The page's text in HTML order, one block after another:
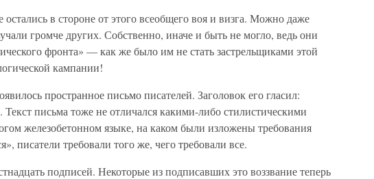
остались в стороне от этого всеобщего воя и визга. Можно даже
громче других. Собственно, иначе и быть не могло, ведь они
фронта» — как же было им не стать застрельщиками этой
кампании!
пространное письмо писателей. Заголовок его гласил:
Текст письма тоже не отличался какими-либо стилистическими
железобетонном языке, на каком были изложены требования
писатели требовали того же, чего требовали все.
подписей. Некоторые из подписавших это воззвание теперь